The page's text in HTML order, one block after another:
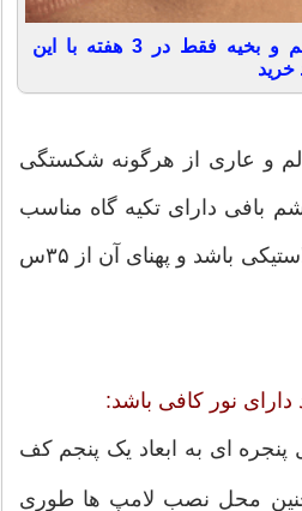
کاهش چشمگیر جای زخم و بخیه فقط در 3 هفته با این
و عاری از هرگونه شکستگی
بافی دارای تکیه گاه مناسب
از جنس نرم و پوشش پلاستیکی باشد و پهنای آن از ۳۵س
دارای نور کافی باشد:
پنجره ای به ابعاد یک پنجم کف
محل نصب لامپ ها طوری